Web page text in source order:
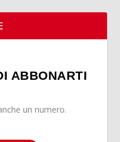
ABBONARTI
un numero.